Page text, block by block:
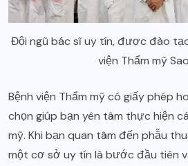
Đội ngũ bác sĩ uy tín, được đào
viện Thẩm mỹ
Bệnh viện Thẩm mỹ có giấy phép
chọn giúp bạn yên tâm thực hiện
mỹ. Khi bạn quan tâm đến phẫu
một cơ sở uy tín là bước đầu tiên